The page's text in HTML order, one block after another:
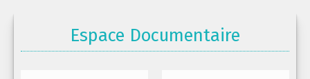
Espace Documentaire